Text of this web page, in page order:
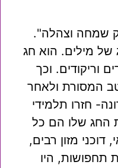
שמחה וצהלה".
מילים. הוא חג
וריקודים. וכך
המסורת ולאחר
חזרו תלמידי
החג שלו הם כל
מזון רבים,
תחפושות, היו